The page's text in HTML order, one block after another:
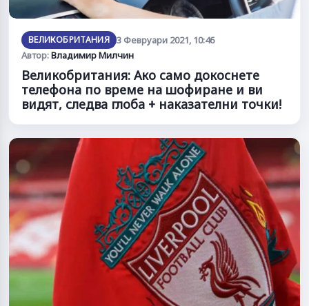
ВЕЛИКОБРИТАНИЯ 3 Февруари 2021, 10:46
Автор:Владимир Милчин
Великобритания: Ако само докоснете
телефона по време на шофиране и ви
видят, следва глоба + наказателни точки!